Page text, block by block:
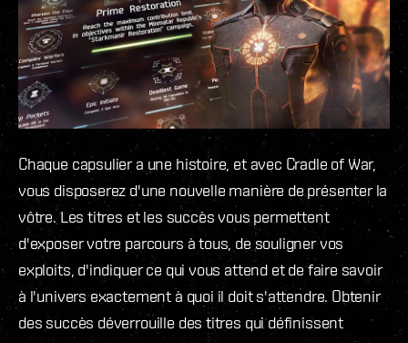
Chaque capsulier a une histoire, et avec Cradle of War,
vous disposerez d'une nouvelle manière de présenter la
vôtre. Les titres et les succès vous permettent
d'exposer votre parcours à tous, de souligner vos
exploits, d'indiquer ce qui vous attend et de faire savoir
à l'univers exactement à quoi il doit s'attendre. Obtenir
des succès déverrouille des titres qui définissent